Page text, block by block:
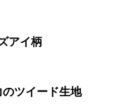
アイ柄
ツイード生地